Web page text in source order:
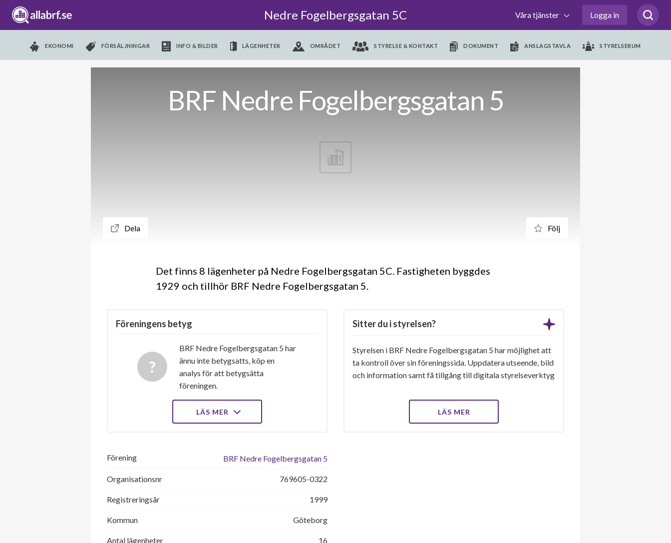
Nedre Fogelbergsgatan 5C Våra tjänster Logga in
EKONOMI FÖRSÄLJNINGAR INFO & BILDER LÄGENHETER OMRÅDET STYRELSE & KONTAKT DOKUMENT ANSLAGSTAVLA STYRELSERUM
BRF Nedre Fogelbergsgatan 5
Dela Följ
Det finns 8 lägenheter på Nedre Fogelbergsgatan 5C. Fastigheten byggdes
1929 och tillhör BRF Nedre Fogelbergsgatan 5.
Föreningens betyg
BRF Nedre Fogelbergsgatan 5 har
ännu inte betygsatts, köp en
analys för att betygsätta
föreningen.
LÄS MER
Sitter du i styrelsen?
Styrelsen i BRF Nedre Fogelbergsgatan 5 har möjlighet att
ta kontroll över sin föreningssida. Uppdatera utseende, bild
och information samt få tillgång till digitala styrelseverktyg
LÄS MER
Förening BRF Nedre Fogelbergsgatan 5
Organisationsnr 769605-0322
Registreringsår 1999
Kommun Göteborg
Antal lägenheter 16